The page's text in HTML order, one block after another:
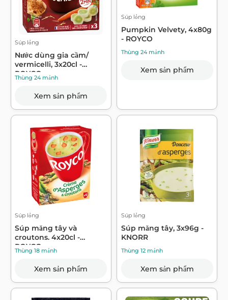
Súp lỏng
Nước dùng gia cầm/
vermicelli, 3x20cl -
ROYCO
Thùng 24 mảnh
Xem sản phẩm
Súp lỏng
Pumpkin Velvety, 4x80g
- ROYCO
Thùng 24 mảnh
Xem sản phẩm
Súp lỏng
Súp măng tây và
croutons. 4x20cl -
ROYCO
Thùng 18 mảnh
Xem sản phẩm
Súp lỏng
Súp măng tây, 3x96g -
KNORR
Thùng 12 mảnh
Xem sản phẩm